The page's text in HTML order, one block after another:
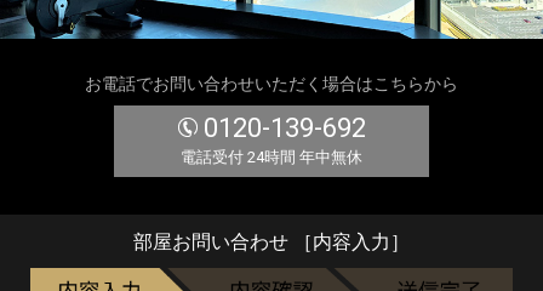
お電話でお問い合わせいただく場合はこちらから
0120-139-692
電話受付 24時間 年中無休
部屋お問い合わせ ［内容入力］